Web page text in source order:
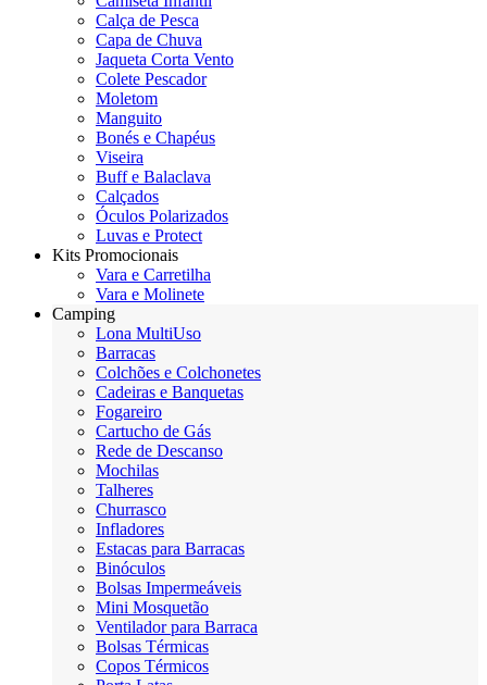
Calça de Pesca
Capa de Chuva
Jaqueta Corta Vento
Colete Pescador
Moletom
Manguito
Bonés e Chapéus
Viseira
Buff e Balaclava
Calçados
Óculos Polarizados
Luvas e Protect
Kits Promocionais
Vara e Carretilha
Vara e Molinete
Camping
Lona MultiUso
Barracas
Colchões e Colchonetes
Cadeiras e Banquetas
Fogareiro
Cartucho de Gás
Rede de Descanso
Mochilas
Talheres
Churrasco
Infladores
Estacas para Barracas
Binóculos
Bolsas Impermeáveis
Mini Mosquetão
Ventilador para Barraca
Bolsas Térmicas
Copos Térmicos